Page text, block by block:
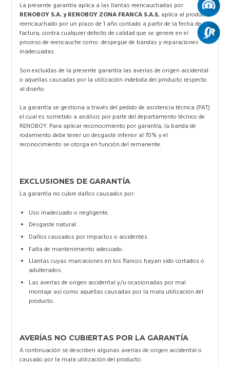
La presente garantía aplica a las llantas reencauchadas por
RENOBOY S.A. y RENOBOY ZONA FRANCA S.A.S, aplica al producto
reencauchado por un plazo de 1 año contado a partir de la fecha de
factura; contra cualquier defecto de calidad que se genere en el
proceso de reencauche como: despegue de bandas y reparaciones
inadecuadas.
Son excluidas de la presente garantía las averías de origen accidental
o aquellas causadas por la utilización indebida del producto respecto
al diseño.
La garantía se gestiona a través del pedido de asistencia técnica (PAT)
el cual es sometido a análisis por parte del departamento técnico de
RENOBOY. Para aplicar reconocimiento por garantía, la banda de
rodamiento debe tener un desgaste inferior al 70% y el
reconocimiento se otorga en función del remanente.
EXCLUSIONES DE GARANTÍA
La garantía no cubre daños causados por:
Uso inadecuado o negligente.
Desgaste natural.
Daños causados por impactos o accidentes.
Falta de mantenimiento adecuado.
Llantas cuyas marcaciones en los flancos hayan sido cortados o
adulterados.
Las averías de origen accidental y/u ocasionadas por mal
montaje así como aquellas causadas por la mala utilización del
producto.
AVERÍAS NO CUBIERTAS POR LA GARANTÍA
A continuación se describen algunas averías de origen accidental o
causado por la mala utilización del producto: